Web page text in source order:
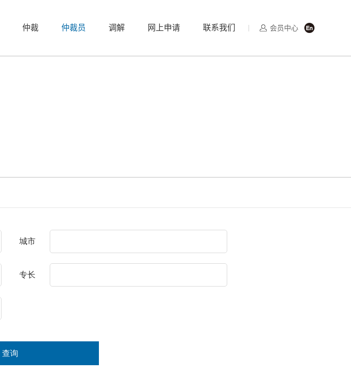
会员中心
仲裁 仲裁员 调解 网上申请 联系我们